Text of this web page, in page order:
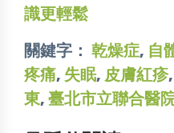
識更輕鬆
關鍵字： 乾燥症, 自
疼痛, 失眠, 皮膚紅疹,
東, 臺北市立聯合醫